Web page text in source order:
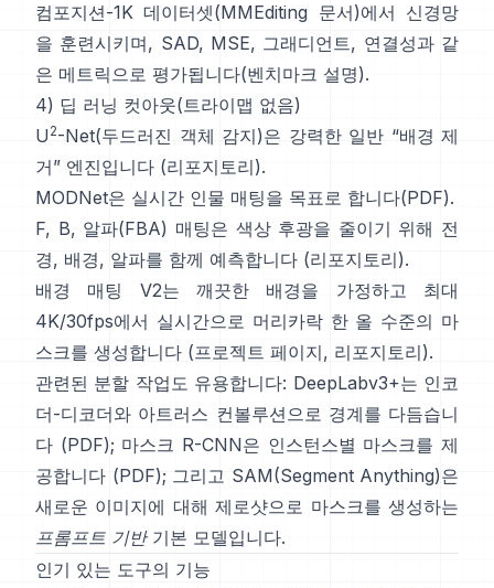
컴포지션-1K 데이터셋(MMEditing 문서)에서 신경망
을 훈련시키며, SAD, MSE, 그래디언트, 연결성과 같
은 메트릭으로 평가됩니다(벤치마크 설명).
4) 딥 러닝 컷아웃(트라이맵 없음)
U 2-Net(두드러진 객체 감지)은 강력한 일반 “배경 제
거” 엔진입니다 (리포지토리).
MODNet은 실시간 인물 매팅을 목표로 합니다(PDF).
F, B, 알파(FBA) 매팅은 색상 후광을 줄이기 위해 전
경, 배경, 알파를 함께 예측합니다 (리포지토리).
배경 매팅 V2는 깨끗한 배경을 가정하고 최대
4K/30fps에서 실시간으로 머리카락 한 올 수준의 마
스크를 생성합니다 (프로젝트 페이지, 리포지토리).
관련된 분할 작업도 유용합니다: DeepLabv3+는 인코
더-디코더와 아트러스 컨볼루션으로 경계를 다듬습니
다 (PDF); 마스크 R-CNN은 인스턴스별 마스크를 제
공합니다 (PDF); 그리고 SAM(Segment Anything)은
새로운 이미지에 대해 제로샷으로 마스크를 생성하는
프롬프트 기반기본 모델입니다.
인기 있는 도구의 기능